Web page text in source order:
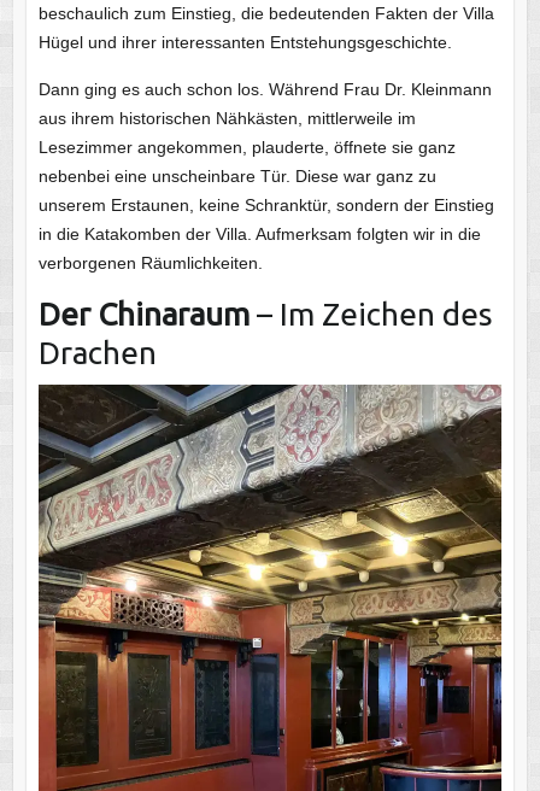
beschaulich zum Einstieg, die bedeutenden Fakten der Villa
Hügel und ihrer interessanten Entstehungsgeschichte.
Dann ging es auch schon los. Während Frau Dr. Kleinmann
aus ihrem historischen Nähkästen, mittlerweile im
Lesezimmer angekommen, plauderte, öffnete sie ganz
nebenbei eine unscheinbare Tür. Diese war ganz zu
unserem Erstaunen, keine Schranktür, sondern der Einstieg
in die Katakomben der Villa. Aufmerksam folgten wir in die
verborgenen Räumlichkeiten.
Der Chinaraum– Im Zeichen des
Drachen